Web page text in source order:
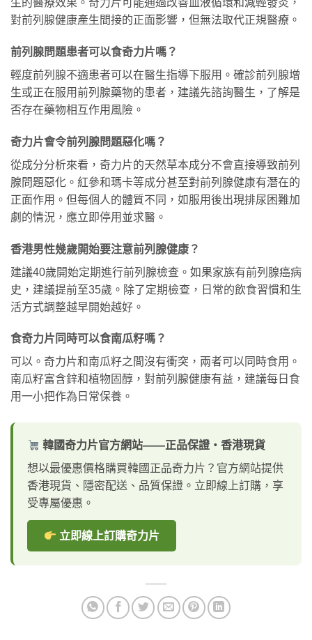
生的醫療效果。奇力片可能通過改善血液循環和減輕發炎，
對前列腺健康產生間接的正面影響，但無法取代正規醫療。
前列腺問題患者可以食奇力片嗎？
輕度前列腺不適患者可以在醫生指導下服用。確診前列腺增
生或正在服用前列腺藥物的患者，建議先諮詢醫生，了解是
否存在藥物相互作用風險。
奇力片會令前列腺問題惡化嗎？
從成分分析來看，奇力片的天然草本成分不會直接導致前列
腺問題惡化。紅參和瑪卡等成分甚至對前列腺健康有潛在的
正面作用。但每個人的體質不同，如服用後出現排尿困難加
劇的情況，應立即停用並求醫。
香港男性幾歲開始要注意前列腺健康？
建議40歲開始定期進行前列腺檢查。如果家族有前列腺癌病
史，建議提前至35歲。除了定期檢查，日常的飲食習慣和生
活方式調整越早開始越好。
食奇力片同時可以食南瓜籽嗎？
可以。奇力片和南瓜籽之間沒有衝突，兩者可以同時食用。
南瓜籽富含鋅和植物固醇，對前列腺健康有益，建議每日食
用一小把作為日常保養。
韓國奇力片官方網站——正品保證・香港現貨
想以最優惠價格購買韓國正品奇力片？官方網站提供
香港現貨、隱密配送、品質保證。立即線上訂購，享
受專屬優惠。
立即線上訂購奇力片